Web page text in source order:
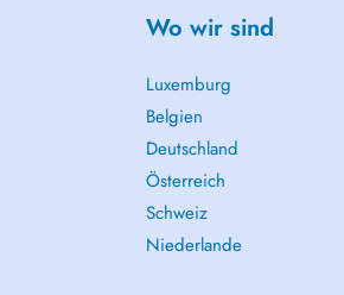
Wo wir sind
Luxemburg
Belgien
Deutschland
Österreich
Schweiz
Niederlande